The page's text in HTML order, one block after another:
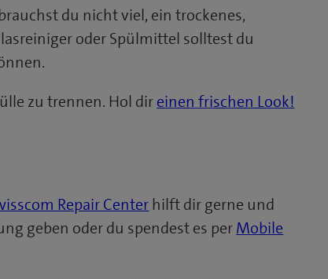
du nicht viel, ein trockenes,
oder Spülmittel solltest du
zu trennen. Hol direinen frischen Look!
Repair Center hilft dir gerne und
geben oder du spendest es perMobile